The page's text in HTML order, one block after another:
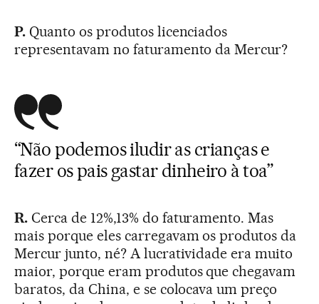
P.Quanto os produtos licenciados
representavam no faturamento da Mercur?
“Não podemos iludir as crianças e
fazer os pais gastar dinheiro à toa”
R.Cerca de 12%,13% do faturamento. Mas
mais porque eles carregavam os produtos da
Mercur junto, né? A lucratividade era muito
maior, porque eram produtos que chegavam
baratos, da China, e se colocava um preço